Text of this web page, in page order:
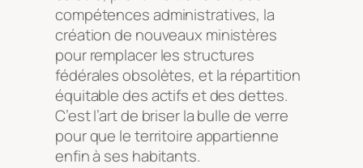
compétences administratives, la
création de nouveaux ministères
pour remplacer les structures
fédérales obsolètes, et la répartition
équitable des actifs et des dettes.
C’est l’art de briser la bulle de verre
pour que le territoire appartienne
enfin à ses habitants.